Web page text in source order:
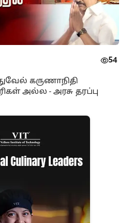
54
கருணாநிதி
அல்ல - அரசு தரப்பு